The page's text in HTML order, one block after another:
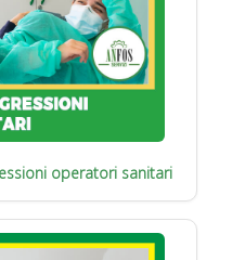
operatori sanitari